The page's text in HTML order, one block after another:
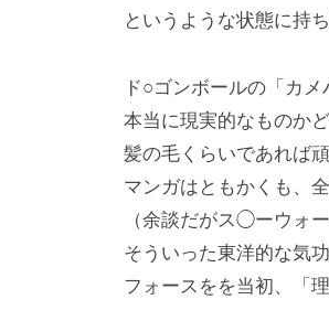
というような状態に持
ド○ゴンボールの「カ
本当に現実的なものか
髪の毛くらいであれば
マンガはともかくも、
（余談だがス◯ーウォ
そういった東洋的な気
フォースをを当初、「